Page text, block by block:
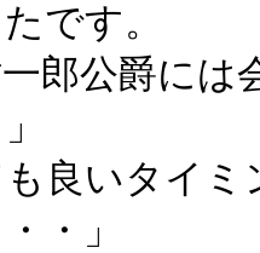
です。
郎公爵には
も良いタイ
・」